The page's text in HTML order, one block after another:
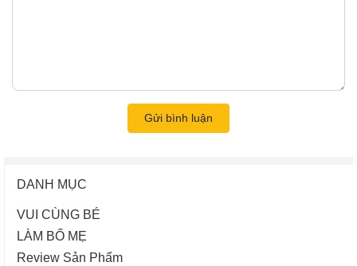
Gửi bình luận
DANH MỤC
VUI CÙNG BÉ
LÀM BỐ MẸ
Review Sản Phẩm